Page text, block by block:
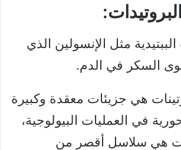
مثل الإنسولين الذي
السكر في الدم.
هي جزيئات معقدة وكبيرة
في العمليات البيولوجية،
هي سلاسل أقصر من